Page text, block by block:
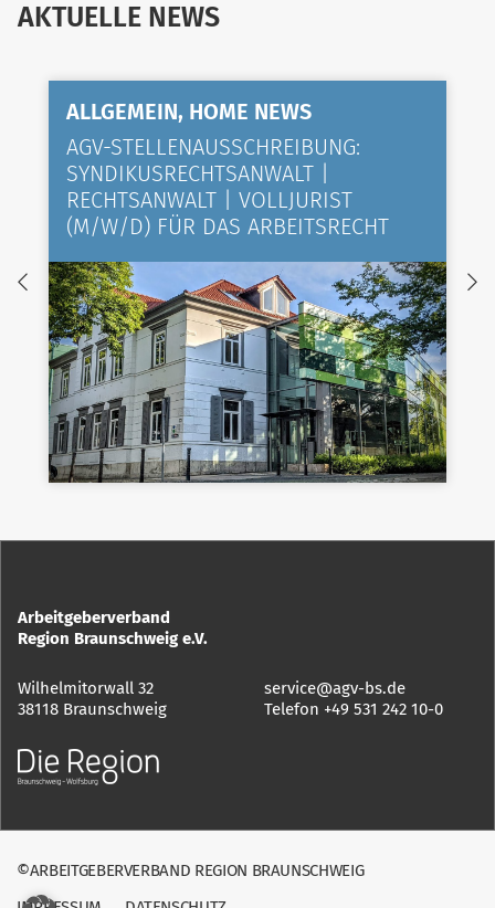
AKTUELLE NEWS
ALLGEMEIN, HOME NEWS
AGV-STELLENAUSSCHREIBUNG:
SYNDIKUSRECHTSANWALT |
RECHTSANWALT | VOLLJURIST
(M/W/D) FÜR DAS ARBEITSRECHT
Arbeitgeberverband
Region Braunschweig e.V.
Wilhelmitorwall 32
38118 Braunschweig
service@agv-bs.de
Telefon +49 531 242 10-0
©ARBEITGEBERVERBAND REGION BRAUNSCHWEIG